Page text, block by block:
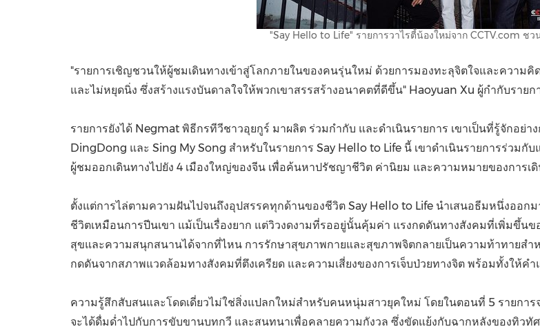
"Say Hello to Life" รายการวาไรตี้น้องใหม่จาก CCTV.com ช
"รายการเชิญชวนให้ผู้ชมเดินทางเข้าสู่โลกภายในของคนรุ่นใหม่ ด้วยการมองทะลุจิตใจและความ
และไม่หยุดนิ่ง ซึ่งสร้างแรงบันดาลใจให้พวกเขาสรรสร้างอนาคตที่ดีขึ้น" Haoyuan Xu ผู้กำกับรายก
รายการยังได้ Negmat พิธีกรทีวีชาวอุยกูร์ มาผลิต ร่วมกำกับ และดำเนินรายการ เขาเป็นที่รู้จักอย่
DingDong และ Sing My Song สำหรับในรายการ Say Hello to Life นี้ เขาดำเนินรายการร่วมกั
ผู้ชมออกเดินทางไปยัง 4 เมืองใหญ่ของจีน เพื่อค้นหาปรัชญาชีวิต ค่านิยม และความหมายของการเ
ตั้งแต่การไล่ตามความฝันไปจนถึงอุปสรรคทุกด้านของชีวิต Say Hello to Life นำเสนอธีมหนึ่งออก
ชีวิตเหมือนการปีนเขา แม้เป็นเรื่องยาก แต่วิวงดงามที่รออยู่นั้นคุ้มค่า แรงกดดันทางสังคมที่เพิ่มขึ้
สุขและความสนุกสนานได้จากที่ไหน การรักษาสุขภาพกายและสุขภาพจิตกลายเป็นความท้าทายสำ
กดดันจากสภาพแวดล้อมทางสังคมที่ตึงเครียด และความเสี่ยงของการเจ็บป่วยทางจิต พร้อมทั้งให้ค
ความรู้สึกสับสนและโดดเดี่ยวไม่ใช่สิ่งแปลกใหม่สำหรับคนหนุ่มสาวยุคใหม่ โดยในตอนที่ 5 รายกา
จะได้ดื่มด่ำไปกับการขับขานบทกวี และสนทนาเพื่อคลายความกังวล ซึ่งขัดแย้งกับฉากหลังของทิวทั